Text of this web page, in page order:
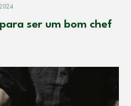
ser um bom chef